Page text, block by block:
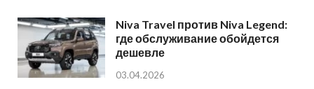
Niva Travel против Niva Legend:
где обслуживание обойдется
дешевле
03.04.2026